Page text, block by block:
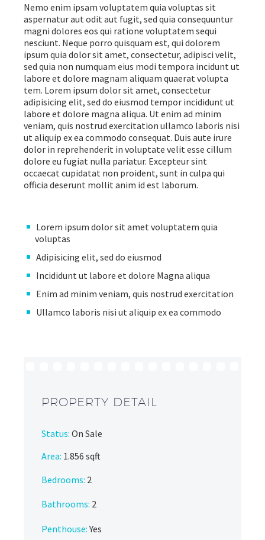
Nemo enim ipsam voluptatem quia voluptas sit
aspernatur aut odit aut fugit, sed quia consequuntur
magni dolores eos qui ratione voluptatem sequi
nesciunt. Neque porro quisquam est, qui dolorem
ipsum quia dolor sit amet, consectetur, adipisci velit,
sed quia non numquam eius modi tempora incidunt ut
labore et dolore magnam aliquam quaerat volupta
tem. Lorem ipsum dolor sit amet, consectetur
adipisicing elit, sed do eiusmod tempor incididunt ut
labore et dolore magna aliqua. Ut enim ad minim
veniam, quis nostrud exercitation ullamco laboris nisi
ut aliquip ex ea commodo consequat. Duis aute irure
dolor in reprehenderit in voluptate velit esse cillum
dolore eu fugiat nulla pariatur. Excepteur sint
occaecat cupidatat non proident, sunt in culpa qui
officia deserunt mollit anim id est laborum.
Lorem ipsum dolor sit amet voluptatem quia
voluptas
Adipisicing elit, sed do eiusmod
Incididunt ut labore et dolore Magna aliqua
Enim ad minim veniam, quis nostrud exercitation
Ullamco laboris nisi ut aliquip ex ea commodo
PROPERTY DETAIL
Status: On Sale
Area: 1.856 sqft
Bedrooms: 2
Bathrooms: 2
Penthouse:Yes